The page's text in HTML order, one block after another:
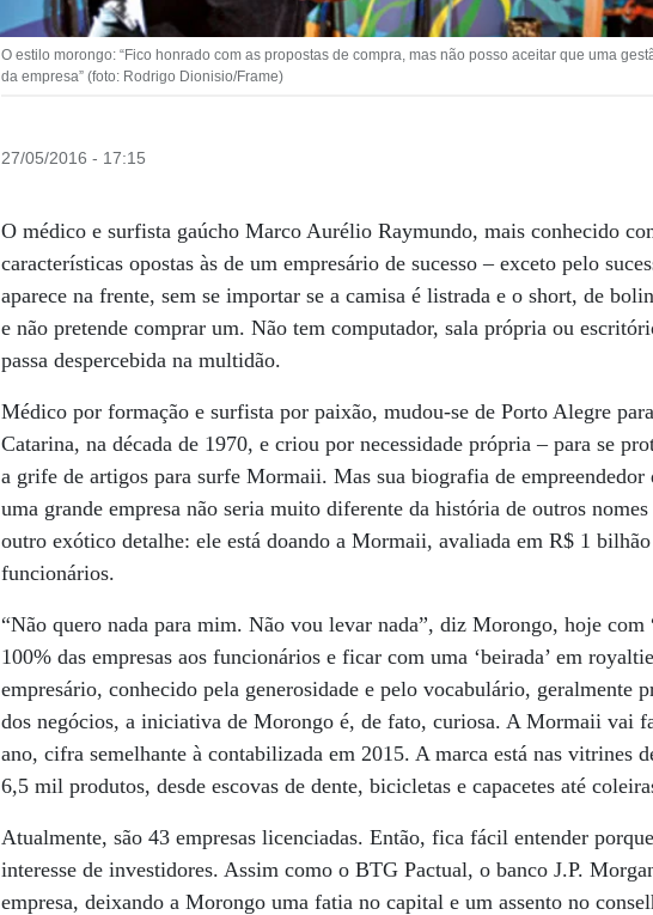
O estilo morongo: “Fico honrado com as propostas de compra, mas não posso aceitar que uma
da empresa” (foto: Rodrigo Dionisio/Frame)
27/05/2016 - 17:15
O médico e surfista gaúcho Marco Aurélio Raymundo, mais conhecido
características opostas às de um empresário de sucesso – exceto pelo
aparece na frente, sem se importar se a camisa é listrada e o short, de
e não pretende comprar um. Não tem computador, sala própria ou
passa despercebida na multidão.
Médico por formação e surfista por paixão, mudou-se de Porto Alegre
Catarina, na década de 1970, e criou por necessidade própria – para se
a grife de artigos para surfe Mormaii. Mas sua biografia de
uma grande empresa não seria muito diferente da história de outros
outro exótico detalhe: ele está doando a Mormaii, avaliada em R$ 1
funcionários.
“Não quero nada para mim. Não vou levar nada”, diz Morongo, hoje com
100% das empresas aos funcionários e ficar com uma ‘beirada’ em
empresário, conhecido pela generosidade e pelo vocabulário, geralmente
dos negócios, a iniciativa de Morongo é, de fato, curiosa. A Mormaii vai
ano, cifra semelhante à contabilizada em 2015. A marca está nas vitrines
6,5 mil produtos, desde escovas de dente, bicicletas e capacetes até
Atualmente, são 43 empresas licenciadas. Então, fica fácil entender
interesse de investidores. Assim como o BTG Pactual, o banco J.P.
empresa, deixando a Morongo uma fatia no capital e um assento no